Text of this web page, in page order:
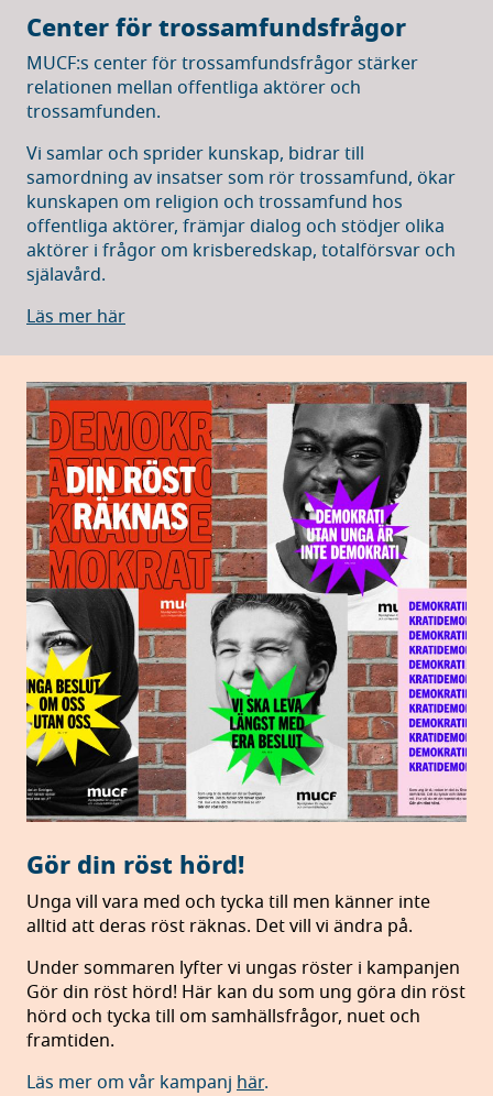
Center för trossamfundsfrågor
MUCF:s center för trossamfundsfrågor stärker
relationen mellan offentliga aktörer och
trossamfunden.
Vi samlar och sprider kunskap, bidrar till
samordning av insatser som rör trossamfund, ökar
kunskapen om religion och trossamfund hos
offentliga aktörer, främjar dialog och stödjer olika
aktörer i frågor om krisberedskap, totalförsvar och
själavård.
Läs mer här
Gör din röst hörd!
Unga vill vara med och tycka till men känner inte
alltid att deras röst räknas. Det vill vi ändra på.
Under sommaren lyfter vi ungas röster i kampanjen
Gör din röst hörd! Här kan du som ung göra din röst
hörd och tycka till om samhällsfrågor, nuet och
framtiden.
Läs mer om vår kampanj här.